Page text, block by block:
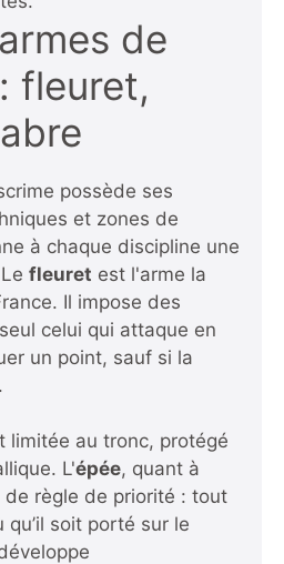
de
fleuret,
possède ses
et zones de
à chaque discipline une
fleuret est l'arme la
Il impose des
celui qui attaque en
un point, sauf si la
limitée au tronc, protégé
L'épée, quant à
de règle de priorité : tout
soit porté sur le